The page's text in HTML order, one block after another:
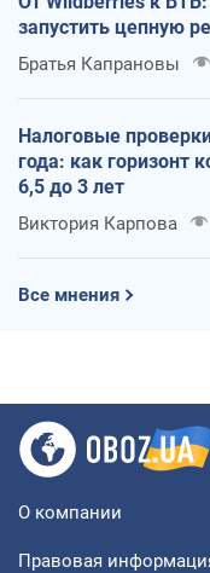
запустить цепную
Братья Капрановы
Налоговые
года: как горизонт
6,5 до 3 лет
Виктория Карпова
Все мнения
О компании
Правовая